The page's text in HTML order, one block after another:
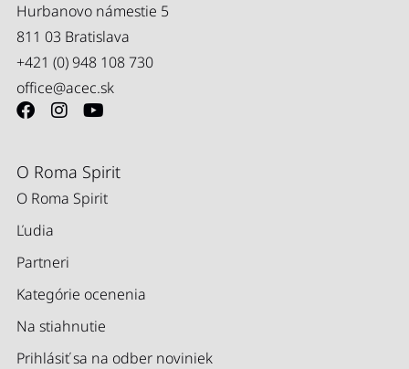
Hurbanovo námestie 5
811 03 Bratislava
+421 (0) 948 108 730
office@acec.sk
O Roma Spirit
O Roma Spirit
Ľudia
Partneri
Kategórie ocenenia
Na stiahnutie
Prihlásiť sa na odber noviniek